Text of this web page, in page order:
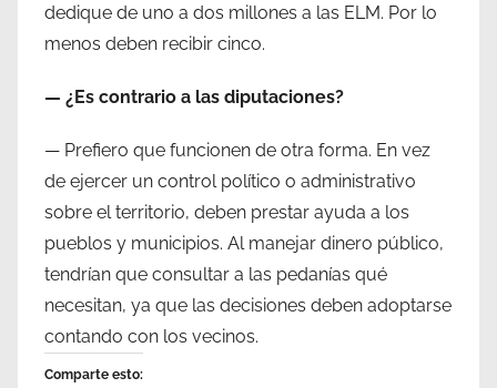
dedique de uno a dos millones a las ELM. Por lo
menos deben recibir cinco.
— ¿Es contrario a las diputaciones?
— Prefiero que funcionen de otra forma. En vez
de ejercer un control político o administrativo
sobre el territorio, deben prestar ayuda a los
pueblos y municipios. Al manejar dinero público,
tendrían que consultar a las pedanías qué
necesitan, ya que las decisiones deben adoptarse
contando con los vecinos.
Comparte esto: